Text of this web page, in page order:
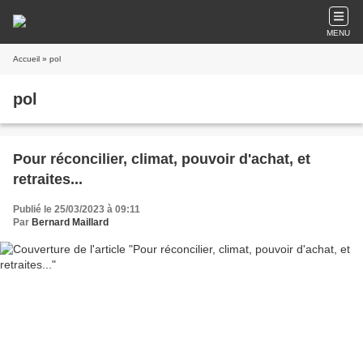
MENU
Accueil » pol
pol
Pour réconcilier, climat, pouvoir d'achat, et
retraites...
Publié le 25/03/2023 à 09:11
Par Bernard Maillard